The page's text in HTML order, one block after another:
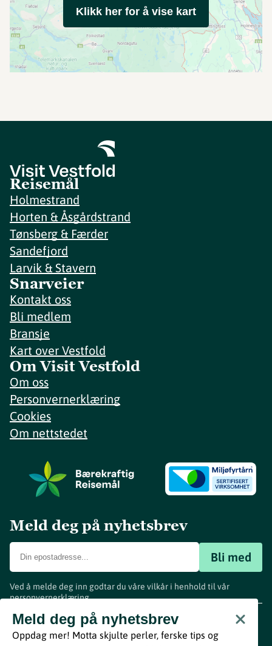
Klikk her for å vise kart
Reisemål
Holmestrand
Horten & Åsgårdstrand
Tønsberg & Færder
Sandefjord
Larvik & Stavern
Snarveier
Kontakt oss
Bli medlem
Bransje
Kart over Vestfold
Om Visit Vestfold
Om oss
Personvernerklæring
Cookies
Om nettstedet
Meld deg på nyhetsbrev
Bli med
Ved å melde deg inn godtar du våre vilkår i henhold til vår
personvernerklæring.
Meld deg på nyhetsbrev
Oppdag mer! Motta skjulte perler, ferske tips og
www.visitvestfold.com
Turistinformasjon